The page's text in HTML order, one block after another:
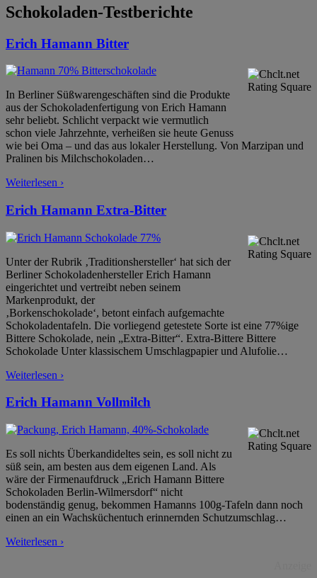
Schokoladen-Testberichte
Erich Hamann Bitter
In Berliner Süßwarengeschäften sind die Produkte
aus der Schokoladenfertigung von Erich Hamann
sehr beliebt. Schlicht verpackt wie vermutlich
schon viele Jahrzehnte, verheißen sie heute Genuss
wie bei Oma – und das aus lokaler Herstellung. Von Marzipan und
Pralinen bis Milchschokoladen…
Weiterlesen ›
Erich Hamann Extra-Bitter
Unter der Rubrik ‚Traditionshersteller‘ hat sich der
Berliner Schokoladenhersteller Erich Hamann
eingerichtet und vertreibt neben seinem
Markenprodukt, der
‚Borkenschokolade‘, betont einfach aufgemachte
Schokoladentafeln. Die vorliegend getestete Sorte ist eine 77%ige
Bittere Schokolade, nein „Extra-Bitter“. Extra-Bittere Bittere
Schokolade Unter klassischem Umschlagpapier und Alufolie…
Weiterlesen ›
Erich Hamann Vollmilch
Es soll nichts Überkandideltes sein, es soll nicht zu
süß sein, am besten aus dem eigenen Land. Als
wäre der Firmenaufdruck „Erich Hamann Bittere
Schokoladen Berlin-Wilmersdorf“ nicht
bodenständig genug, bekommen Hamanns 100g-Tafeln dann noch
einen an ein Wachsküchentuch erinnernden Schutzumschlag…
Weiterlesen ›